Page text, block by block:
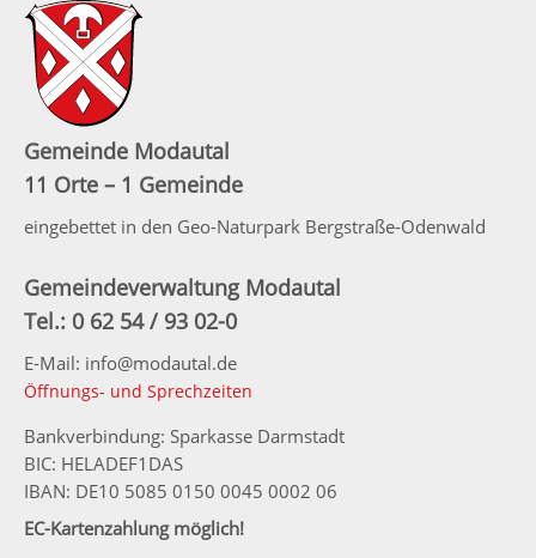
Gemeinde Modautal
11 Orte – 1 Gemeinde
eingebettet in den Geo-Naturpark Bergstraße-Odenwald
Gemeindeverwaltung Modautal
Tel.: 0 62 54 / 93 02-0
E-Mail: info@modautal.de
Öffnungs- und Sprechzeiten
Bankverbindung: Sparkasse Darmstadt
BIC: HELADEF1DAS
IBAN: DE10 5085 0150 0045 0002 06
EC-Kartenzahlung möglich!